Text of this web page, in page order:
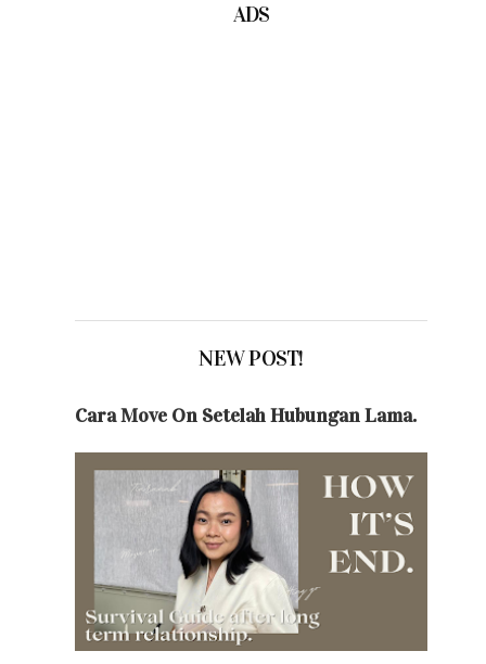
ADS
NEW POST!
Cara Move On Setelah Hubungan Lama.